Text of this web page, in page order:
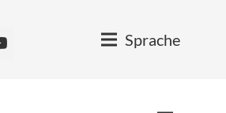
Sprache